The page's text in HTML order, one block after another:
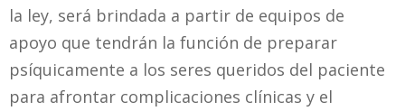
la ley, será brindada a partir de equipos de
apoyo que tendrán la función de preparar
psíquicamente a los seres queridos del paciente
para afrontar complicaciones clínicas y el